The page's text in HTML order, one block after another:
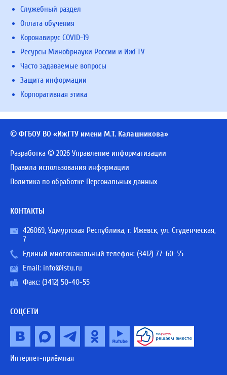
Служебный раздел
Оплата обучения
Коронавирус COVID-19
Ресурсы Минобрнауки России и ИжГТУ
Часто задаваемые вопросы
Защита информации
Корпоративная этика
© ФГБОУ ВО «ИжГТУ имени М.Т. Калашникова»
Разработка © 2026 Управление информатизации
Правила использования информации
Политика по обработке Персональных данных
КОНТАКТЫ
426069, Удмуртская Республика, г. Ижевск, ул. Студенческая,
7
Единый многоканальный телефон: (3412) 77-60-55
Email: info@istu.ru
Факс: (3412) 50-40-55
СОЦСЕТИ
Интернет-приёмная